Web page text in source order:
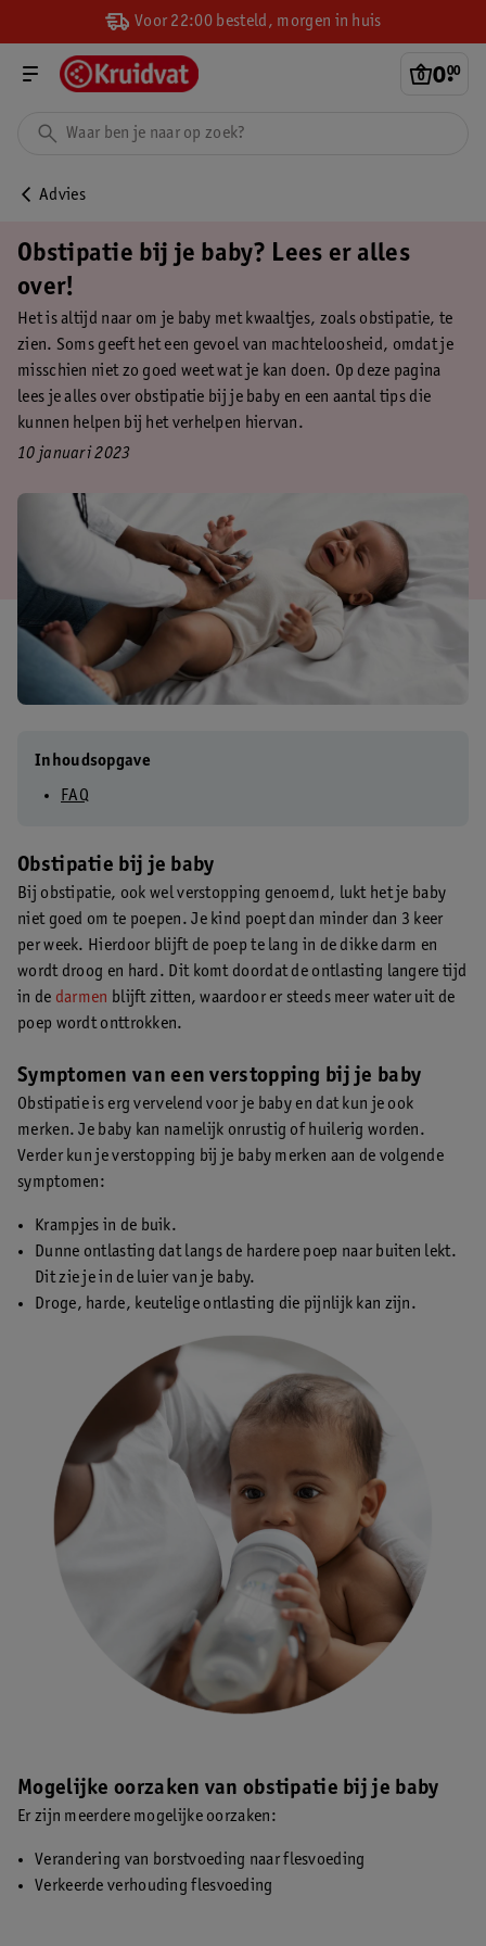
Voor 22:00 besteld, morgen in huis
0.
00
Advies
Obstipatie bij je baby? Lees er alles
over!
Het is altijd naar om je baby met kwaaltjes, zoals obstipatie, te
zien. Soms geeft het een gevoel van machteloosheid, omdat je
misschien niet zo goed weet wat je kan doen. Op deze pagina
lees je alles over obstipatie bij je baby en een aantal tips die
kunnen helpen bij het verhelpen hiervan.
10 januari 2023
Inhoudsopgave
FAQ
Obstipatie bij je baby
Bij obstipatie, ook wel verstopping genoemd, lukt het je baby
niet goed om te poepen. Je kind poept dan minder dan 3 keer
per week. Hierdoor blijft de poep te lang in de dikke darm en
wordt droog en hard. Dit komt doordat de ontlasting langere tijd
in de darmen blijft zitten, waardoor er steeds meer water uit de
poep wordt onttrokken.
Symptomen van een verstopping bij je baby
Obstipatie is erg vervelend voor je baby en dat kun je ook
merken. Je baby kan namelijk onrustig of huilerig worden.
Verder kun je verstopping bij je baby merken aan de volgende
symptomen:
Krampjes in de buik.
Dunne ontlasting dat langs de hardere poep naar buiten lekt.
Dit zie je in de luier van je baby.
Droge, harde, keutelige ontlasting die pijnlijk kan zijn.
Mogelijke oorzaken van obstipatie bij je baby
Er zijn meerdere mogelijke oorzaken:
Verandering van borstvoeding naar flesvoeding
Verkeerde verhouding flesvoeding